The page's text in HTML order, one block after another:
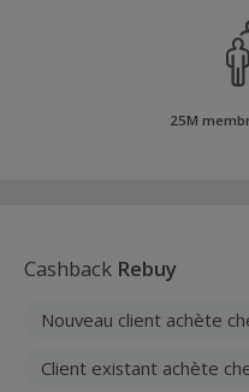
25M
Cashback Rebuy
Nouveau client achète
Client existant achète